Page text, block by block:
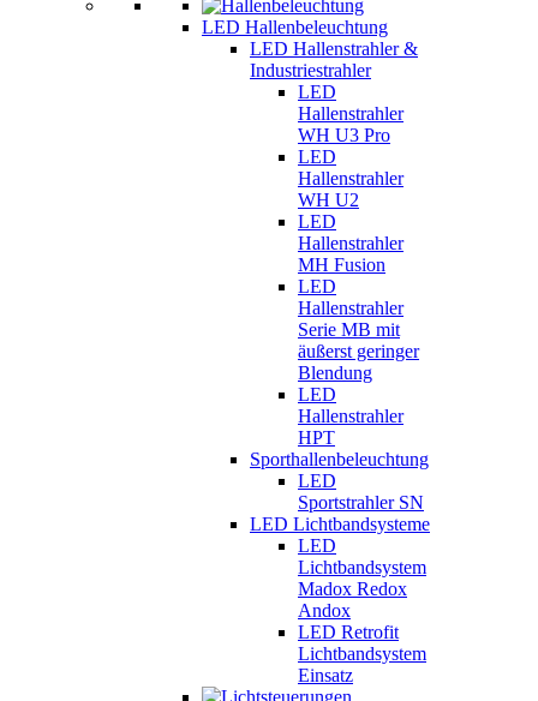
LED Hallenbeleuchtung
LED Hallenstrahler &
Industriestrahler
LED
Hallenstrahler
WH U3 Pro
LED
Hallenstrahler
WH U2
LED
Hallenstrahler
MH Fusion
LED
Hallenstrahler
Serie MB mit
äußerst geringer
Blendung
LED
Hallenstrahler
HPT
Sporthallenbeleuchtung
LED
Sportstrahler SN
LED Lichtbandsysteme
LED
Lichtbandsystem
Madox Redox
Andox
LED Retrofit
Lichtbandsystem
Einsatz